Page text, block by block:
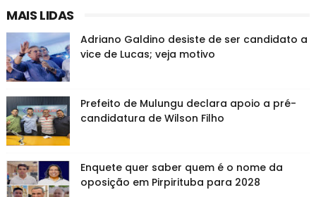
MAIS LIDAS
Adriano Galdino desiste de ser candidato a
vice de Lucas; veja motivo
Prefeito de Mulungu declara apoio a pré-
candidatura de Wilson Filho
Enquete quer saber quem é o nome da
oposição em Pirpirituba para 2028